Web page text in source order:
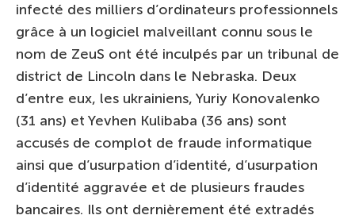
infecté des milliers d’ordinateurs professionnels
grâce à un logiciel malveillant connu sous le
nom de ZeuS ont été inculpés par un tribunal de
district de Lincoln dans le Nebraska. Deux
d’entre eux, les ukrainiens, Yuriy Konovalenko
(31 ans) et Yevhen Kulibaba (36 ans) sont
accusés de complot de fraude informatique
ainsi que d’usurpation d’identité, d’usurpation
d’identité aggravée et de plusieurs fraudes
bancaires. Ils ont dernièrement été extradés